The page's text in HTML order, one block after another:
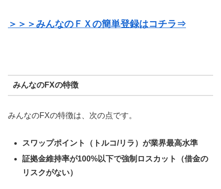
＞＞＞みんなのＦＸの簡単登録はコチラ⇒
みんなのFXの特徴
みんなのFXの特徴は、次の点です。
スワップポイント（トルコ/リラ）が業界最高水準
証拠金維持率が100%以下で強制ロスカット（借金の
リスクがない）